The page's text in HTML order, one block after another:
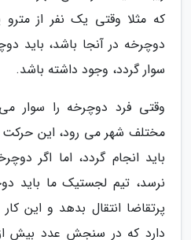
که مثلا وقتی یک نفر از
دوچرخه در آنجا باشد، باید
سوار گردد، وجود داشته باشد.
وقتی فرد دوچرخه را سوار
مختلف شهر می رود، این
باید انجام گردد، اما اگر
نرسد، تیم لجستیک ما باید
پرتقاضا انتقال بدهد و این